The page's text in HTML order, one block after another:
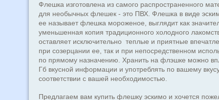
Флешка изготовлена из самого распространенного
для необычных флешек - это ПВХ. Флешка в виде
ее называет флешка мороженое, выглядит как
уменьшенная копия традиционного холодного
оставляет исключительно теплые и приятные
при созерцании ее, так и при непосредственном
по прямому назначению. Хранить на флэшке можно
Гб вкусной информации и употреблять по вашему
соответствии с вашей необходимостью.
Предлагаем вам купить флешку эскимо и хочется